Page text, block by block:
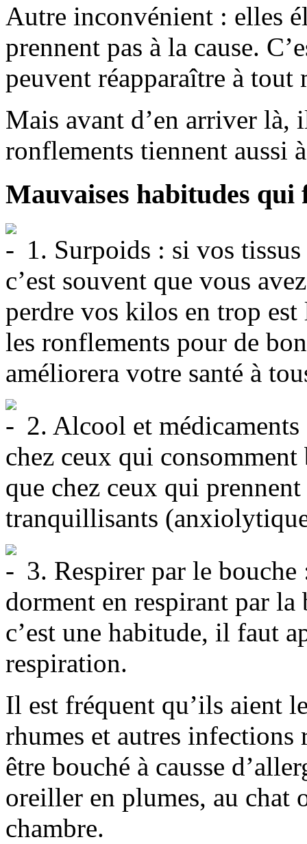
Autre inconvénient : elles
prennent pas à la cause.
peuvent réapparaître à tout
Mais avant d’en arriver là,
ronflements tiennent aussi
Mauvaises habitudes
1. Surpoids : si vos tissus
c’est souvent que vous
perdre vos kilos en trop
les ronflements pour de
améliorera votre santé à
2. Alcool et
chez ceux qui
que chez ceux qui
tranquillisants
3. Respirer par le
dorment en respirant par
c’est une habitude, il faut
respiration.
Il est fréquent qu’ils aient
rhumes et autres infections
être bouché à causse
oreiller en plumes, au chat
chambre.